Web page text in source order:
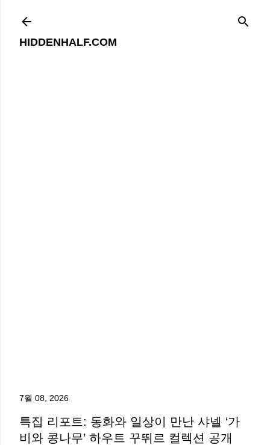
HIDDENHALF.COM
7월 08, 2026
특집 리포트: 동화와 일상이 만난 샤넬 ‘가
비와 콩나무’ 하우트 꾸뛰르 컬렉션 공개